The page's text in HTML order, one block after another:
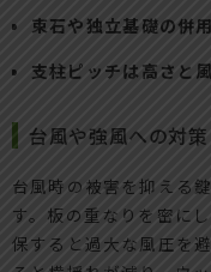
束石や独立基礎の併
支柱ピッチは高さと
台風や強風への対
台風時の被害を抑える
す。板の重なりを密に
保すると過大な風圧を